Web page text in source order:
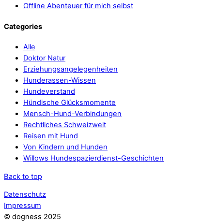
Offline Abenteuer für mich selbst
Categories
Alle
Doktor Natur
Erziehungsangelegenheiten
Hunderassen-Wissen
Hundeverstand
Hündische Glücksmomente
Mensch-Hund-Verbindungen
Rechtliches Schweizweit
Reisen mit Hund
Von Kindern und Hunden
Willows Hundespazierdienst-Geschichten
Back to top
Datenschutz
Impressum
© dogness 2025